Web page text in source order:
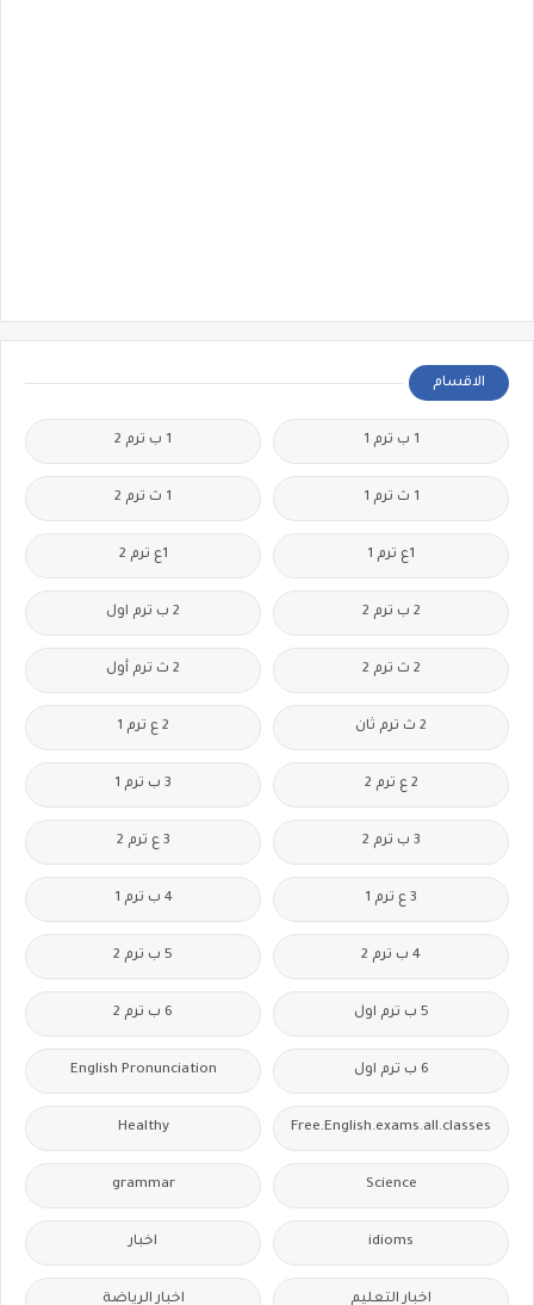
الاقسام
1 ب ترم 1 1 ب ترم 2
1 ث ترم 1 1 ث ترم 2
1ع ترم 1 1ع ترم 2
2 ب ترم 2 2 ب ترم اول
2 ث ترم 2 2 ث ترم أول
2 ث ترم ثان 2 ع ترم 1
2 ع ترم 2 3 ب ترم 1
3 ب ترم 2 3 ع ترم 2
3 ع ترم 1 4 ب ترم 1
4 ب ترم 2 5 ب ترم 2
5 ب ترم اول 6 ب ترم 2
6 ب ترم اول English Pronunciation
Free.English.exams.all.classes
Healthy
Science
grammar
idioms اخبار
اخبار التعليم اخبار الرياضة